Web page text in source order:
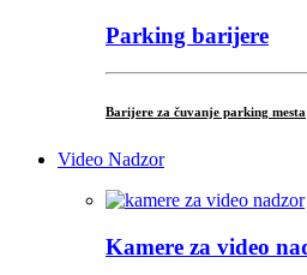
Parking barijere
Barijere za čuvanje parking mesta
Video Nadzor
Kamere za video